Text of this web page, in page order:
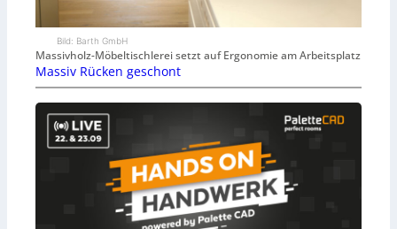
Bild: Barth GmbH
Massivholz-Möbeltischlerei setzt auf Ergonomie am Arbeitsplatz
Massiv Rücken geschont